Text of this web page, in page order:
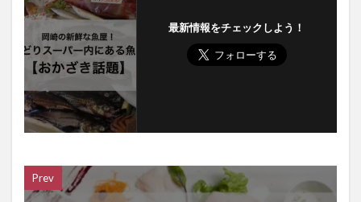
最新情報をチェックしよう！
Prev